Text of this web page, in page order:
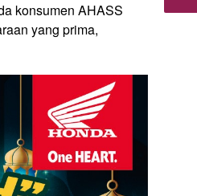
konsumen AHASS
yang prima,